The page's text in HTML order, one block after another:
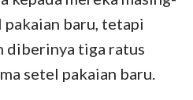
pakaian baru, tetapi
diberinya tiga ratus
setel pakaian baru.